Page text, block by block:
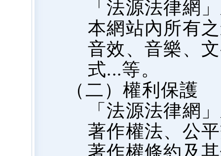
「法源法律網
本網站內所有
音效、音樂、
式...等。
（二）權利保護
「法源法律網
著作權法、公
著作權條約及